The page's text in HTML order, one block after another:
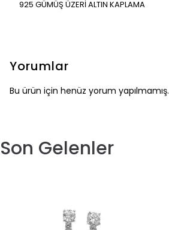
925 GÜMÜŞ ÜZERİ ALTIN KAPLAMA
Yorumlar
Bu ürün için henüz yorum yapılmamış.
Son Gelenler